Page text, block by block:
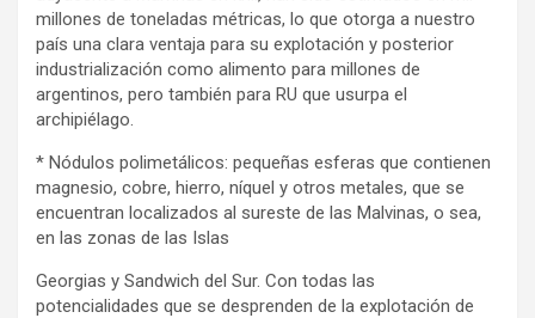
millones de toneladas métricas, lo que otorga a nuestro
país una clara ventaja para su explotación y posterior
industrialización como alimento para millones de
argentinos, pero también para RU que usurpa el
archipiélago.
* Nódulos polimetálicos: pequeñas esferas que contienen
magnesio, cobre, hierro, níquel y otros metales, que se
encuentran localizados al sureste de las Malvinas, o sea,
en las zonas de las Islas
Georgias y Sandwich del Sur. Con todas las
potencialidades que se desprenden de la explotación de